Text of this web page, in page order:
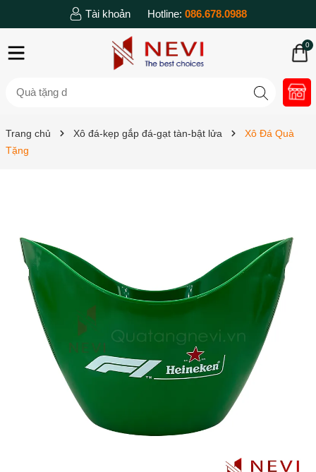
Tài khoản Hotline: 086.678.0988
0
Trang chủ Xô đá-kẹp gắp đá-gạt tàn-bật lửa
Xô Đá Quà
Tặng